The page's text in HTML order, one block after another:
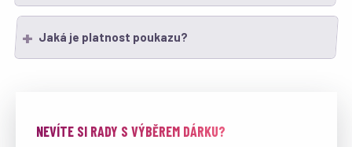
Jaká je platnost poukazu?
NEVÍTE SI RADY S VÝBĚREM DÁRKU?